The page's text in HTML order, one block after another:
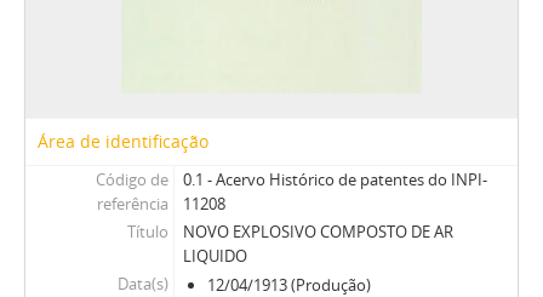
Área de identificação
Código de
referência
0.1 - Acervo Histórico de patentes do INPI-
11208
Título
NOVO EXPLOSIVO COMPOSTO DE AR
LIQUIDO
Data(s)
12/04/1913 (Produção)